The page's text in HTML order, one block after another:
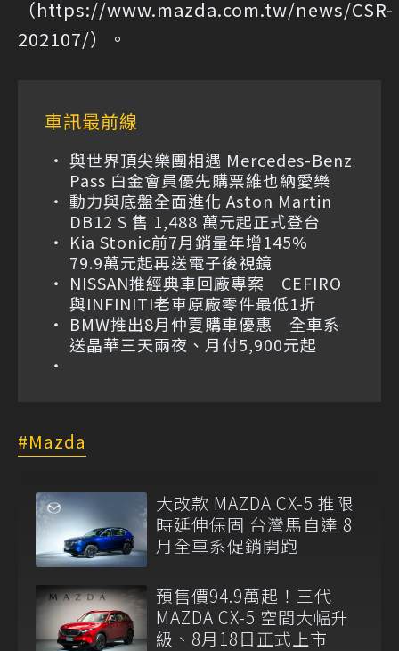
（https://www.mazda.com.tw/news/CSR-
202107/）。
車訊最前線
與世界頂尖樂團相遇 Mercedes-Benz
Pass 白金會員優先購票維也納愛樂
動力與底盤全面進化 Aston Martin
DB12 S 售 1,488 萬元起正式登台
Kia Stonic前7月銷量年增145%
79.9萬元起再送電子後視鏡
NISSAN推經典車回廠專案 CEFIRO
與INFINITI老車原廠零件最低1折
BMW推出8月仲夏購車優惠 全車系
送晶華三天兩夜、月付5,900元起
Mazda
大改款 MAZDA CX-5 推限
時延伸保固 台灣馬自達 8
月全車系促銷開跑
預售價94.9萬起！三代
MAZDA CX-5 空間大幅升
級、8月18日正式上市